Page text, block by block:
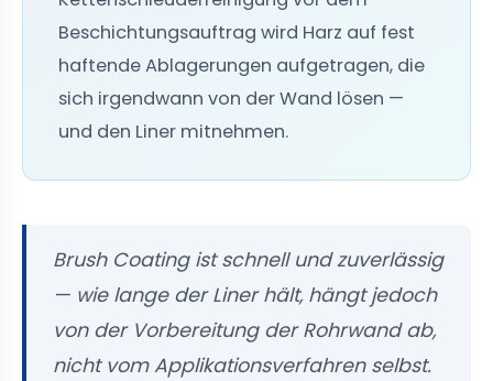
Beschichtungsauftrag wird Harz auf fest
haftende Ablagerungen aufgetragen, die
sich irgendwann von der Wand lösen —
und den Liner mitnehmen.
Brush Coating ist schnell und zuverlässig
— wie lange der Liner hält, hängt jedoch
von der Vorbereitung der Rohrwand ab,
nicht vom Applikationsverfahren selbst.